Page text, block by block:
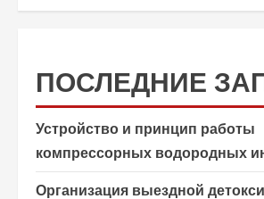
ПОСЛЕДНИЕ
Устройство и принцип работы
компрессорных водородных
Организация выездной